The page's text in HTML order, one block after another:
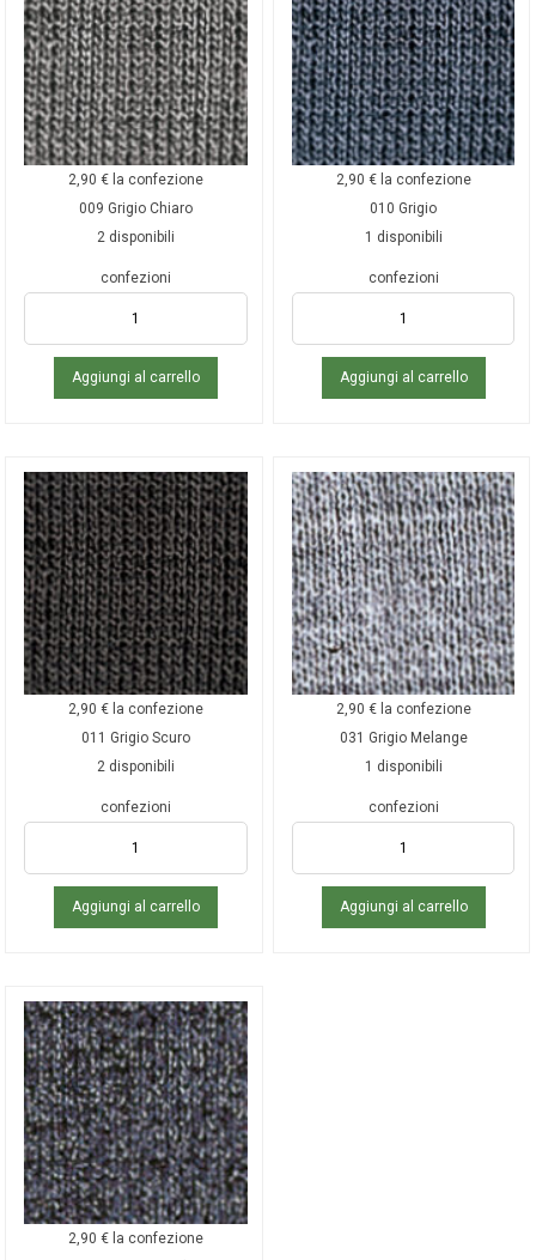
2,90 € la confezione
009 Grigio Chiaro
2 disponibili
confezioni
Aggiungi al carrello
2,90 € la confezione
010 Grigio
1 disponibili
confezioni
Aggiungi al carrello
2,90 € la confezione
011 Grigio Scuro
2 disponibili
confezioni
Aggiungi al carrello
2,90 € la confezione
031 Grigio Melange
1 disponibili
confezioni
Aggiungi al carrello
2,90 € la confezione